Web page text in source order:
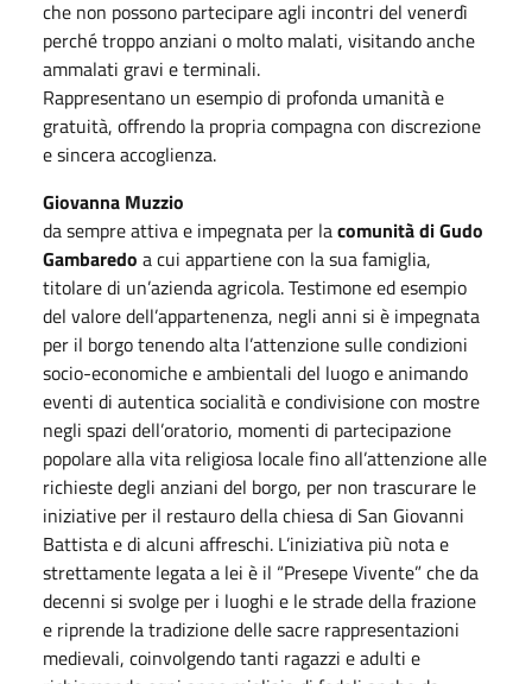
che non possono partecipare agli incontri del venerdì
perché troppo anziani o molto malati, visitando anche
ammalati gravi e terminali.
Rappresentano un esempio di profonda umanità e
gratuità, offrendo la propria compagna con discrezione
e sincera accoglienza.
Giovanna Muzzio
da sempre attiva e impegnata per lacomunità di Gudo
Gambaredo a cui appartiene con la sua famiglia,
titolare di un’azienda agricola. Testimone ed esempio
del valore dell’appartenenza, negli anni si è impegnata
per il borgo tenendo alta l’attenzione sulle condizioni
socio-economiche e ambientali del luogo e animando
eventi di autentica socialità e condivisione con mostre
negli spazi dell’oratorio, momenti di partecipazione
popolare alla vita religiosa locale fino all’attenzione alle
richieste degli anziani del borgo, per non trascurare le
iniziative per il restauro della chiesa di San Giovanni
Battista e di alcuni affreschi. L’iniziativa più nota e
strettamente legata a lei è il “Presepe Vivente” che da
decenni si svolge per i luoghi e le strade della frazione
e riprende la tradizione delle sacre rappresentazioni
medievali, coinvolgendo tanti ragazzi e adulti e